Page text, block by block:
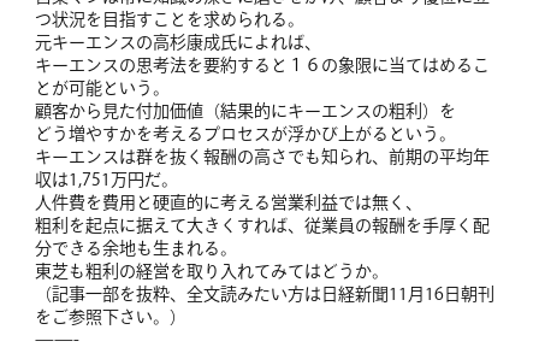
つ状況を目指すことを求められる。
元キーエンスの高杉康成氏によれば、
キーエンスの思考法を要約すると１６の象限に当てはめるこ
とが可能という。
顧客から見た付加価値（結果的にキーエンスの粗利）を
どう増やすかを考えるプロセスが浮かび上がるという。
キーエンスは群を抜く報酬の高さでも知られ、前期の平均年
収は1,751万円だ。
人件費を費用と硬直的に考える営業利益では無く、
粗利を起点に据えて大きくすれば、従業員の報酬を手厚く配
分できる余地も生まれる。
東芝も粗利の経営を取り入れてみてはどうか。
（記事一部を抜粋、全文読みたい方は日経新聞11月16日朝刊
をご参照下さい。）
——-